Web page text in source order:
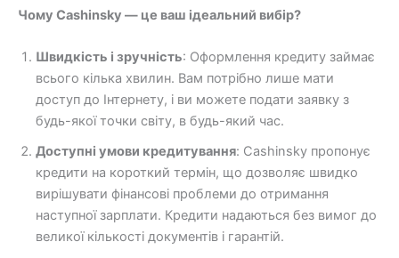
Чому Cashinsky — це ваш ідеальний вибір?
Швидкість і зручність: Оформлення кредиту займає
всього кілька хвилин. Вам потрібно лише мати
доступ до Інтернету, і ви можете подати заявку з
будь-якої точки світу, в будь-який час.
Доступні умови кредитування: Cashinsky пропонує
кредити на короткий термін, що дозволяє швидко
вирішувати фінансові проблеми до отримання
наступної зарплати. Кредити надаються без вимог до
великої кількості документів і гарантій.